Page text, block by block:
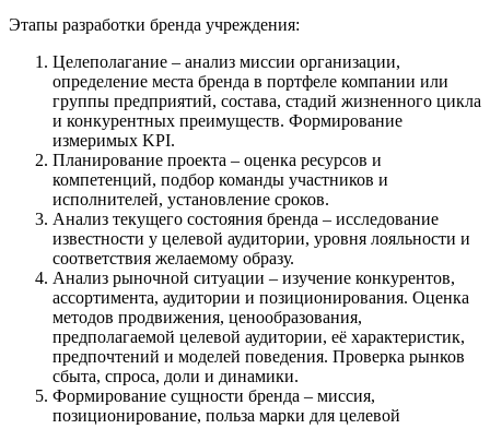
Этапы разработки бренда учреждения:
Целеполагание – анализ миссии организации,
определение места бренда в портфеле компании или
группы предприятий, состава, стадий жизненного цикла
и конкурентных преимуществ. Формирование
измеримых KPI.
Планирование проекта – оценка ресурсов и
компетенций, подбор команды участников и
исполнителей, установление сроков.
Анализ текущего состояния бренда – исследование
известности у целевой аудитории, уровня лояльности и
соответствия желаемому образу.
Анализ рыночной ситуации – изучение конкурентов,
ассортимента, аудитории и позиционирования. Оценка
методов продвижения, ценообразования,
предполагаемой целевой аудитории, её характеристик,
предпочтений и моделей поведения. Проверка рынков
сбыта, спроса, доли и динамики.
Формирование сущности бренда – миссия,
позиционирование, польза марки для целевой